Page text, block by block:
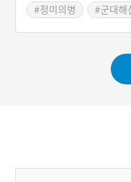
환하여 활동을 할 수 있
계기가 되었다.
#정미의병
#군대해